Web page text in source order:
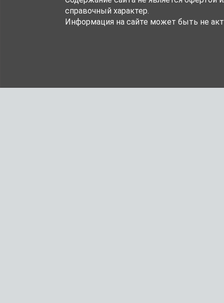
справочный характер.
Информация на сайте может быть не